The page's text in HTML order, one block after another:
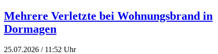
Mehrere Verletzte bei Wohnungsbrand in
Dormagen
25.07.2026 / 11:52 Uhr